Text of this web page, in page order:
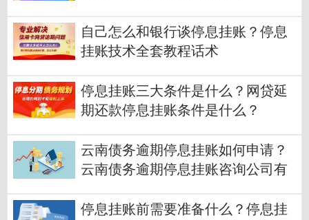
自己怎么和银行谈停息挂账？停息
挂账技术全套教程话术
停息挂账三大条件是什么？网贷延
期还款停息挂账条件是什么？
云南债务逾期停息挂账如何申请？
云南债务逾期停息挂账咨询公司有
停息挂账前需要准备什么？停息挂